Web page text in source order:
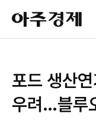
아
주
경
포드 생산
우려…블루